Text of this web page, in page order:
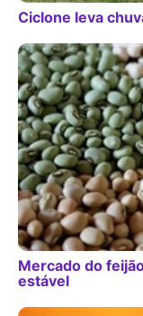
Ciclone leva
Mercado do
estável